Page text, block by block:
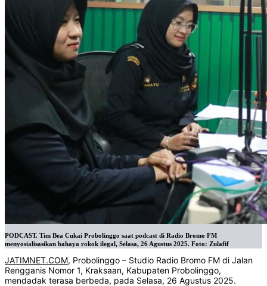
PODCAST. Tim Bea Cukai Probolinggo saat podcast di Radio Bromo FM
menyosialisasikan bahaya rokok ilegal, Selasa, 26 Agustus 2025. Foto: Zulafif
JATIMNET.COM, Probolinggo – Studio Radio Bromo FM di Jalan
Rengganis Nomor 1, Kraksaan, Kabupaten Probolinggo,
mendadak terasa berbeda, pada Selasa, 26 Agustus 2025.‎